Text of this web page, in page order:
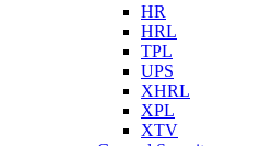
HR
HRL
TPL
UPS
XHRL
XPL
XTV